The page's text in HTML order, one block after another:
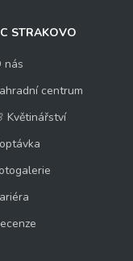
STRAKOVO
nás
centrum
Květinářství